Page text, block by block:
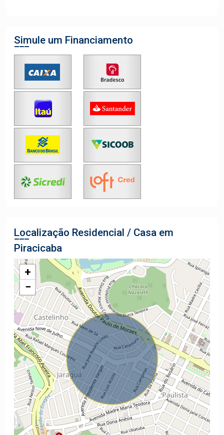
Simule um Financiamento
Localização Residencial / Casa em
Piracicaba
+
−